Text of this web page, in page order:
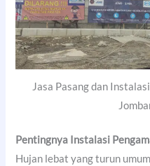
Jasa Pasang dan
Pentingnya Instalasi
Hujan lebat yang turun